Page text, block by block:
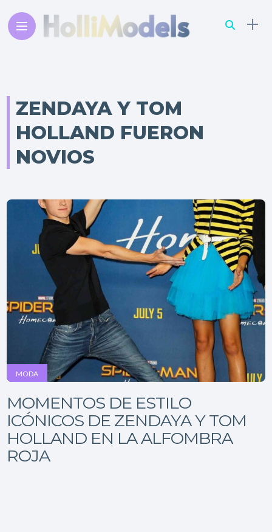
ZENDAYA Y TOM
HOLLAND FUERON
NOVIOS
MODA
MOMENTOS DE ESTILO
ICÓNICOS DE ZENDAYA Y TOM
HOLLAND EN LA ALFOMBRA
ROJA